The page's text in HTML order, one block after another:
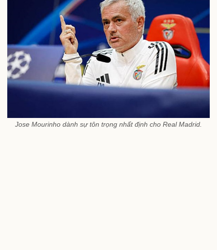
Jose Mourinho dành sự tôn trọng nhất định cho Real Madrid.